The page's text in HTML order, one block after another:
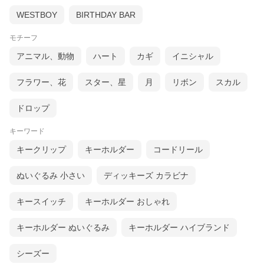
WESTBOY BIRTHDAY BAR
モチーフ
アニマル、動物 ハート カギ イニシャル
フラワー、花 スター、星 月 リボン スカル
ドロップ
キーワード
キークリップ キーホルダー コードリール
ぬいぐるみ 小さい ディッキーズ カラビナ
キースイッチ キーホルダー おしゃれ
キーホルダー ぬいぐるみ キーホルダー ハイブランド
シーズー